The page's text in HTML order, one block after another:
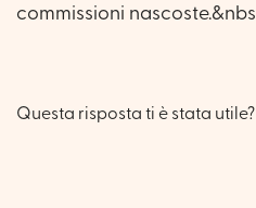
commissioni
Questa risposta ti è stata utile?